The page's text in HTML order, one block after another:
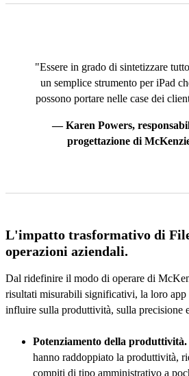
"Essere in grado di sintetizzare
un semplice strumento per iPad
possono portare nelle case dei
— Karen Powers,
progettazione di
L'impatto trasformativo di
operazioni aziendali.
Dal ridefinire il modo di operare di
risultati misurabili significativi, la loro app
influire sulla produttività, sulla precisione
Potenziamento della produttività.
hanno raddoppiato la produttività,
compiti di tipo amministrativo a